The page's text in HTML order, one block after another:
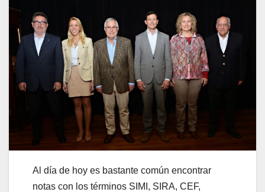
Al día de hoy es bastante común encontrar
notas con los términos SIMI, SIRA, CEF,